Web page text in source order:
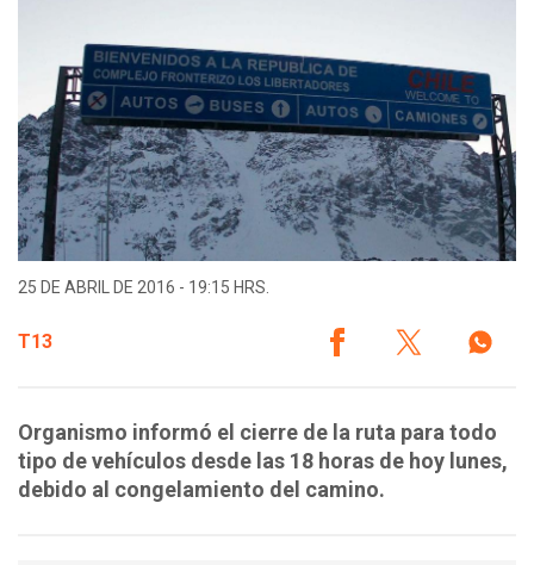
25 DE ABRIL DE 2016 - 19:15 HRS.
T13
Organismo informó el cierre de la ruta para todo
tipo de vehículos desde las 18 horas de hoy lunes,
debido al congelamiento del camino.